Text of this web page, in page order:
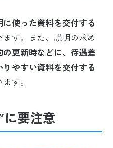
に使った資料を交付する
ます。また、説明の求め
の更新時などに、待遇差
やすい資料を交付する
す。
に要注意